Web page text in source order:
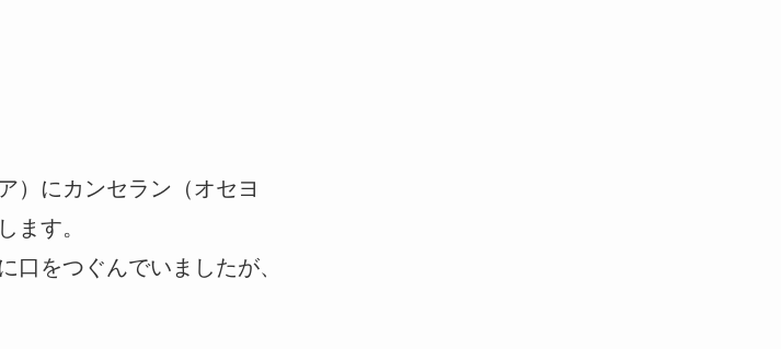
）にカンセラン（オセヨ
ます。
口をつぐんでいましたが、